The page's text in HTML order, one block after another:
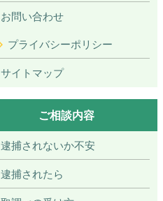
お問い合わせ
プライバシーポリシー
サイトマップ
ご相談内容
逮捕されないか不安
逮捕されたら